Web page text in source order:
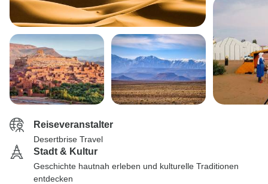
Reiseveranstalter
Desertbrise Travel
Stadt & Kultur
Geschichte hautnah erleben und kulturelle Traditionen
entdecken